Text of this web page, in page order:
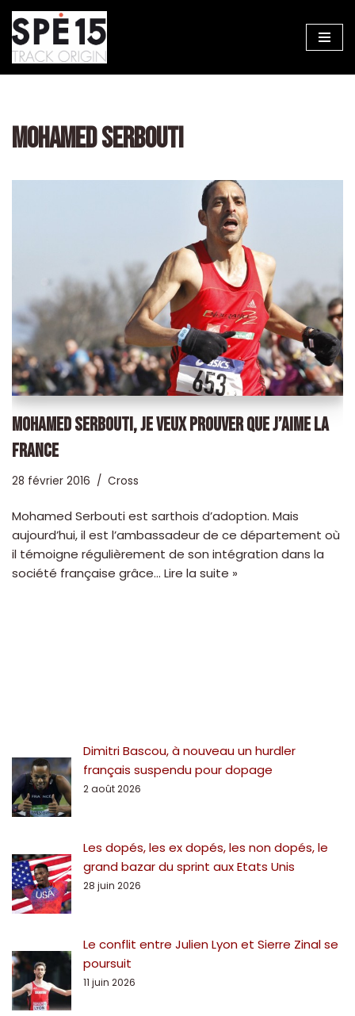
Aller
au
MOHAMED SERBOUTI
MOHAMED SERBOUTI, JE VEUX PROUVER QUE J’AIME LA
FRANCE
28 février 2016 Cross
Mohamed Serbouti est sarthois d’adoption. Mais
aujourd’hui, il est l’ambassadeur de ce département où
il témoigne régulièrement de son intégration dans la
société française grâce… Lire la suite »
Dimitri Bascou, à nouveau un hurdler
français suspendu pour dopage
2 août 2026
Les dopés, les ex dopés, les non dopés, le
grand bazar du sprint aux Etats Unis
28 juin 2026
Le conflit entre Julien Lyon et Sierre Zinal se
poursuit
11 juin 2026